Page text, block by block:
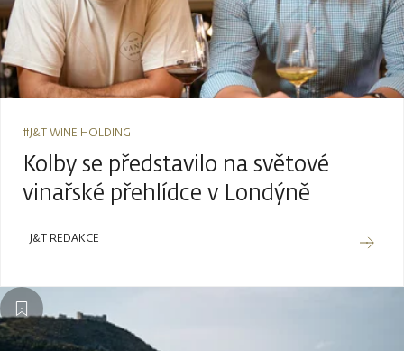
#J&T WINE HOLDING
Kolby se představilo na světové
vinařské přehlídce v Londýně
J&T REDAKCE